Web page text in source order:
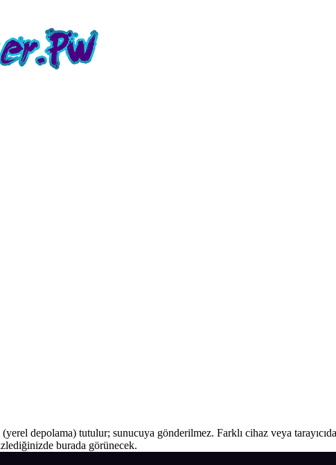
(yerel depolama) tutulur; sunucuya gönderilmez. Farklı cihaz veya
burada görünecek.